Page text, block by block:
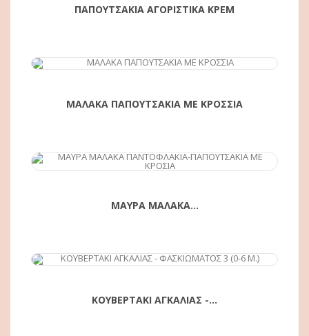
ΠΑΠΟΥΤΣΑΚΙΑ ΑΓΟΡΙΣΤΙΚΑ ΚΡΕΜ
ΑΓΟΡΆ
ΜΑΛΑΚΑ ΠΑΠΟΥΤΣΑΚΙΑ ΜΕ ΚΡΟΣΣΙΑ
ΜΑΥΡΑ ΜΑΛΑΚΑ...
ΑΓΟΡΆ
ΚΟΥΒΕΡΤΑΚΙ ΑΓΚΑΛΙΑΣ -...